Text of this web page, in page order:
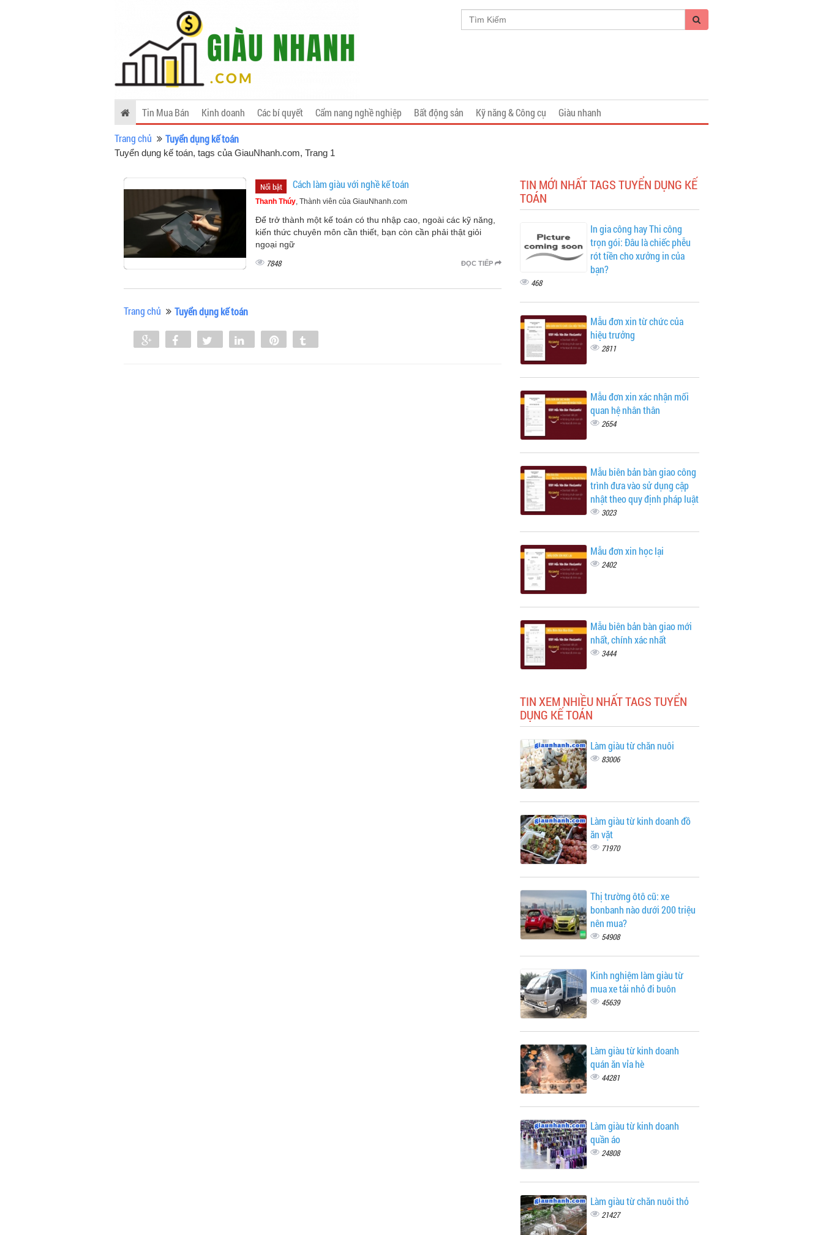
Tin Mua Bán Kinh doanh Các bí quyết Cẩm nang nghề nghiệp Bất động sản Kỹ năng & Công cụ
Giàu nhanh
Trang chủ
Tuyển dụng kế toán
Tuyển dụng kế toán, tags của GiauNhanh.com, Trang 1
Nổi bật Cách làm giàu với nghề kế toán
Thanh Thúy, Thành viên của GiauNhanh.com
Để trở thành một kế toán có thu nhập cao, ngoài các kỹ năng,
kiến thức chuyên môn cần thiết, bạn còn cần phải thật giỏi
ngoại ngữ
ĐỌC TIẾP
7848
Trang chủ Tuyển dụng kế toán
Share Share Tweet Share
TIN MỚI NHẤT TAGS TUYỂN DỤNG KẾ
TOÁN
In gia công hay Thi công
trọn gói: Đâu là chiếc phễu
rót tiền cho xưởng in của
bạn?
468
Mẫu đơn xin từ chức của
hiệu trưởng
2811
Mẫu đơn xin xác nhận mối
quan hệ nhân thân
2654
Mẫu biên bản bàn giao công
trình đưa vào sử dụng cập
nhật theo quy định pháp luật
3023
Mẫu đơn xin học lại
2402
Mẫu biên bản bàn giao mới
nhất, chính xác nhất
3444
TIN XEM NHIỀU NHẤT TAGS TUYỂN
DỤNG KẾ TOÁN
Làm giàu từ chăn nuôi
83006
Làm giàu từ kinh doanh đồ
ăn vặt
71970
Thị trường ôtô cũ: xe
bonbanh nào dưới 200 triệu
nên mua?
54908
Kinh nghiệm làm giàu từ
mua xe tải nhỏ đi buôn
45639
Làm giàu từ kinh doanh
quán ăn vỉa hè
44281
Làm giàu từ kinh doanh
quần áo
24808
Làm giàu từ chăn nuôi thỏ
21427